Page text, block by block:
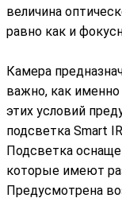
величина
равно как и
Камера
важно, как
этих условий
подсветка Smart
Подсветка
которые имеют
Предусмотрена